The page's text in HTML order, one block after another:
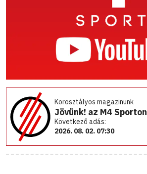
Korosztályos magazinunk
Jövünk! az M4 Sporton
Következő adás:
2026. 08. 02. 07:30